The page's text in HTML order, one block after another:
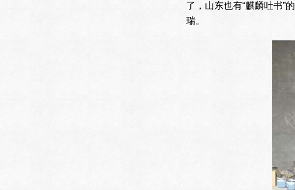
了，山东也有“麒麟吐书”
瑞。